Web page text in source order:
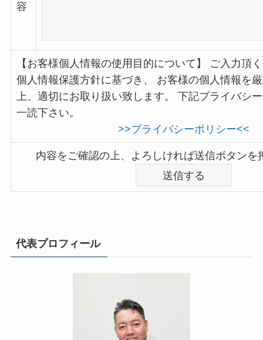
容
【お客様個人情報の使用目的について】 ご入力頂
個人情報保護方針に基づき、 お客様の個人情報を
上、適切にお取り扱い致します。 下記プライバシ
一読下さい。
>>プライバシーポリシー<<
内容をご確認の上、よろしければ送信ボタンを
代表プロフィール